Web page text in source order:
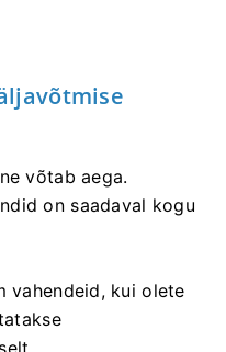
võtab aega.
on saadaval kogu
vahendeid, kui olete